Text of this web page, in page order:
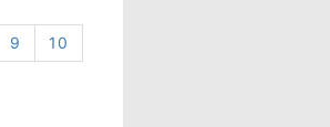
9
10